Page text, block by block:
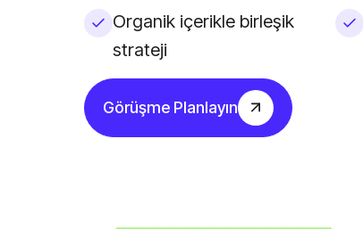
Organik içerikle birleşik
strateji
Görüşme Planlayın